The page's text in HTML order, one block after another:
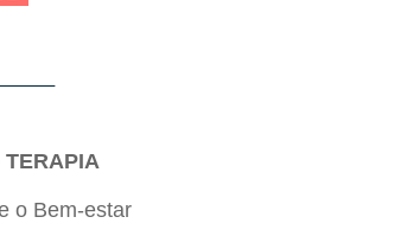
TERAPIA
o Bem-estar